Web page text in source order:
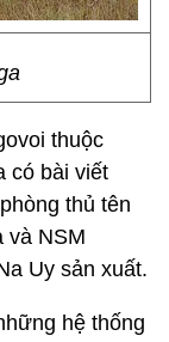
thuộc
có bài viết
thủ tên
và NSM
Uy sản xuất.
hệ thống